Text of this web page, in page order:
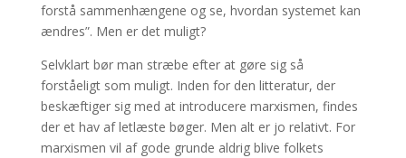
forstå sammenhængene og se, hvordan systemet kan
ændres”. Men er det muligt?
Selvklart bør man stræbe efter at gøre sig så
forståeligt som muligt. Inden for den litteratur, der
beskæftiger sig med at introducere marxismen, findes
der et hav af letlæste bøger. Men alt er jo relativt. For
marxismen vil af gode grunde aldrig blive folkets